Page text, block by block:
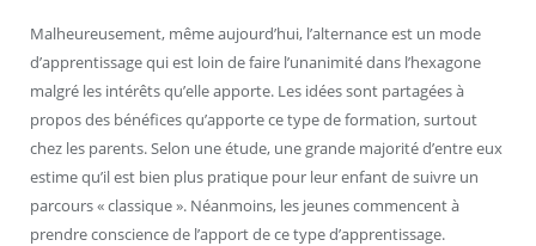
Malheureusement, même aujourd’hui, l’alternance est un mode
d’apprentissage qui est loin de faire l’unanimité dans l’hexagone
malgré les intérêts qu’elle apporte. Les idées sont partagées à
propos des bénéfices qu’apporte ce type de formation, surtout
chez les parents. Selon une étude, une grande majorité d’entre eux
estime qu’il est bien plus pratique pour leur enfant de suivre un
parcours « classique ». Néanmoins, les jeunes commencent à
prendre conscience de l’apport de ce type d’apprentissage.